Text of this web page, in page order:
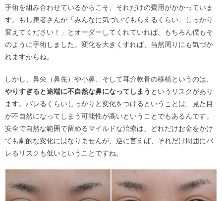
手術を組み合わせているからこそ、それだけの費用がかかっていま
す。もし患者さんが「みんなに気づいてもらえるくらい、しっかり
変えてください！」とオーダーしてくれていれば、もちろん僕もそ
のように手術しました。変化を大きくすれば、当然周りにも気づか
れますからね。
しかし、鼻尖（鼻先）や小鼻、そして耳介軟骨の移植というのは、
やりすぎると途端に不自然な鼻になってしまう というリスクがあり
ます。バレるくらいしっかりと変化をつけるということは、見た目
が不自然になってしまう可能性が高いということでもあるんです。
安全で自然な範囲で留めるマイルドな治療は、どれだけお金をかけ
ても劇的な変化にはなりませんが、逆に言えば、それだけ周囲にバ
レるリスクも低いということですね。